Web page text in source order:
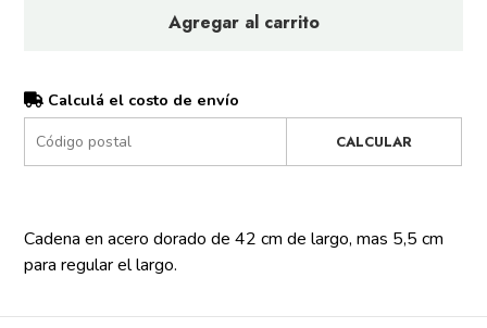
Agregar al carrito
Calculá el costo de envío
CALCULAR
Cadena en acero dorado de 42 cm de largo, mas 5,5 cm
para regular el largo.